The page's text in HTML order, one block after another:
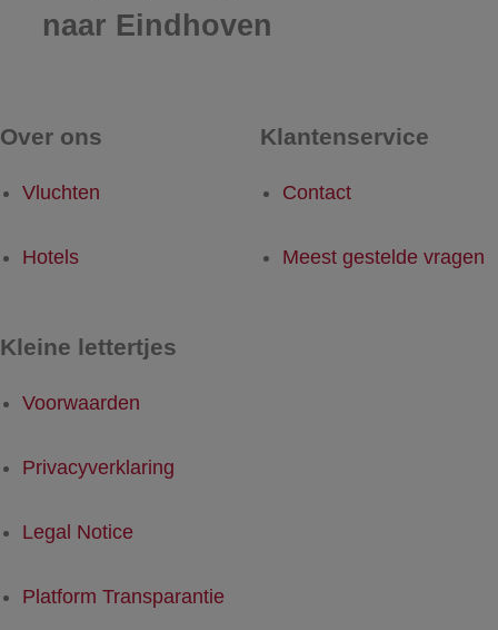
naar Eindhoven
Over ons
Vluchten
Hotels
Klantenservice
Contact
Meest gestelde vragen
Kleine lettertjes
Voorwaarden
Privacyverklaring
Legal Notice
Platform Transparantie